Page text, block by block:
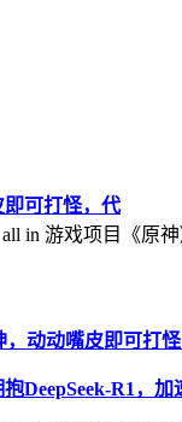
可打怪，代
in 游戏项目《原
动动嘴皮即可打
DeepSeek-R1，